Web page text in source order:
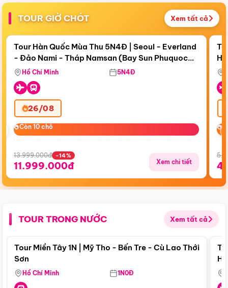
TOUR GIỜ CHÓT Xem tất cả
Còn18 ngày 04:01:48
Bay Sun Phuquoc Airways
Điểm nổi bật
Tour Hàn Quốc Mùa Thu 5N4Đ | Seoul - Everland
- Đảo Nami - Tháp Namsan (Bay Sun Phuquoc
Airways)
Hồ Chí Minh 5N4Đ
26/08
Còn 10 chỗ
Còn 10 chỗ
13.999.000đ -14%
11.999.000đ Xem chi tiết
TOUR TRONG NƯỚC Xem tất cả
Điểm nổi bật
Tour Miền Tây 1N | Mỹ Tho - Bến Tre - Cù Lao Thới
Sơn
Hồ Chí Minh 1N0Đ